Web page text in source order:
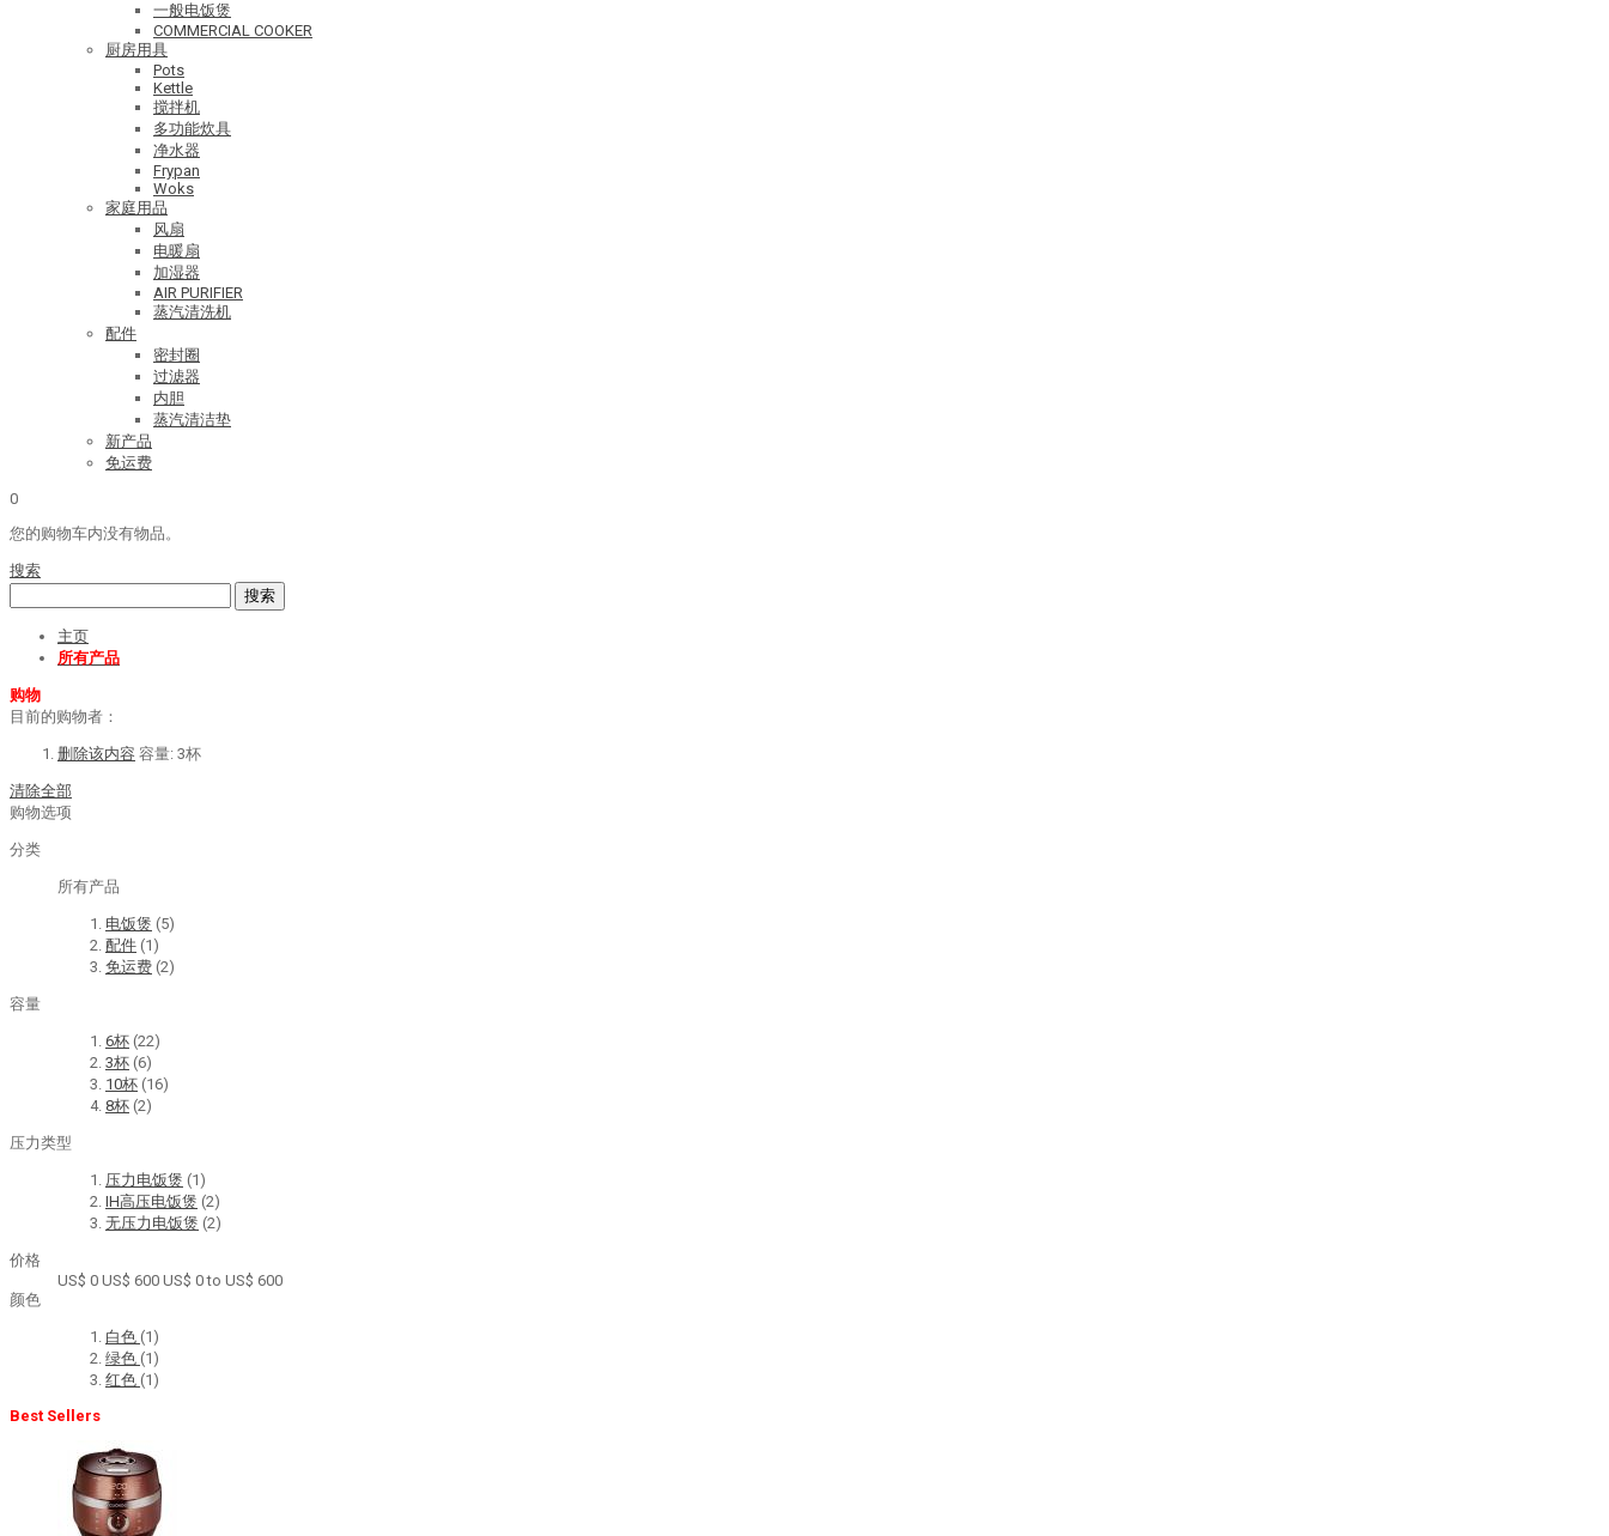
一般电饭煲
COMMERCIAL COOKER
厨房用具
Pots
Kettle
搅拌机
多功能炊具
净水器
Frypan
Woks
家庭用品
风扇
电暖扇
加湿器
AIR PURIFIER
蒸汽清洗机
配件
密封圈
过滤器
内胆
蒸汽清洁垫
新产品
免运费
0
您的购物车内没有物品。
搜索
搜索
主页
所有产品
购物
目前的购物者：
删除该内容 容量: 3杯
清除全部
购物选项
分类
所有产品
电饭煲 (5)
配件 (1)
免运费 (2)
容量
6杯 (22)
3杯 (6)
10杯 (16)
8杯 (2)
压力类型
压力电饭煲 (1)
IH高压电饭煲 (2)
无压力电饭煲 (2)
价格
US$ 0 US$ 600 US$ 0 to US$ 600
颜色
白色 (1)
绿色 (1)
红色 (1)
Best Sellers